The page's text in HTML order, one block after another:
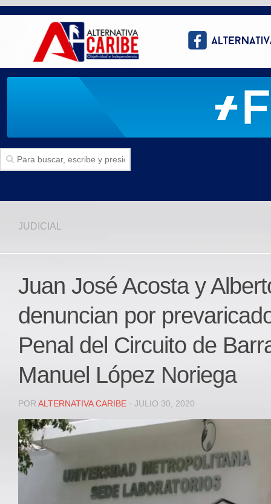
Politica
Deportes
JUDICIAL
REGIONAL
DEPARTAMENTAL
OPINIÓN
Contactenos
facebook
Twitter
JUDICIAL
Juan José Acosta y
denuncian por
Penal del Circuito de
Manuel López Noriega
POR ALTERNATIVA CARIBE · JULIO 30, 2020